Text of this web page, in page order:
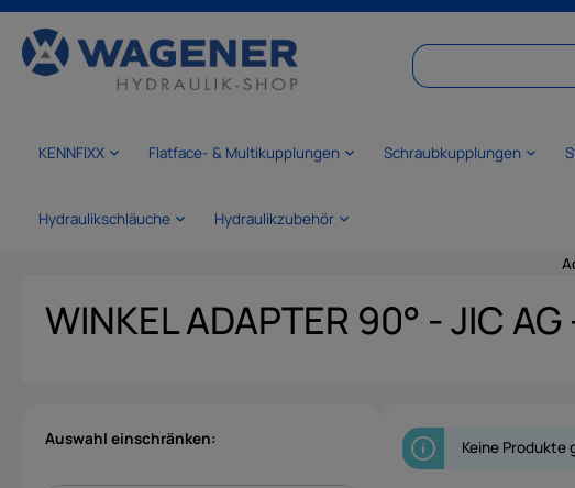
KENNFIXX Flatface- & Multikupplungen Schraubkupplungen
Hydraulikschläuche Hydraulikzubehör
WINKEL ADAPTER 90° - JIC AG
Auswahl einschränken: Keine Produkte